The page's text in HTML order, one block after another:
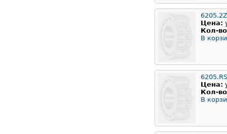
Цена:
Кол-
В
6205.RS
Цена:
Кол-
В